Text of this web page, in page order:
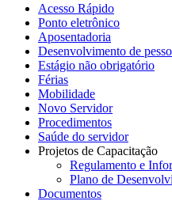
Acesso Rápido
Ponto eletrônico
Aposentadoria
Desenvolvimento de
Estágio não obrigatório
Férias
Mobilidade
Novo Servidor
Procedimentos
Saúde do servidor
Projetos de Capacitação
Regulamento e
Plano de
Documentos